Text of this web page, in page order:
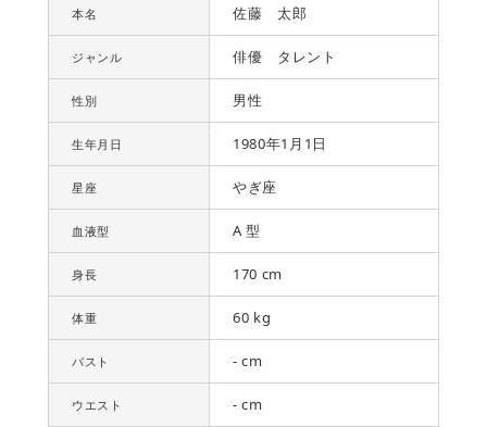
本名 佐藤 太郎
ジャンル 俳優 タレント
性別 男性
生年月日 1980年1月1日
星座 やぎ座
血液型 A 型
身長 170 cm
体重 60 kg
バスト - cm
ウエスト - cm